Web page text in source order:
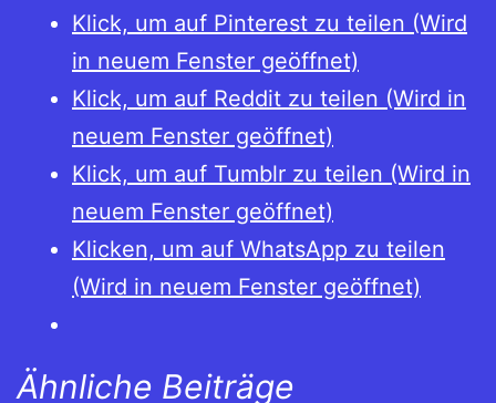
Klick, um auf Pinterest zu teilen (Wird
in neuem Fenster geöffnet)
Klick, um auf Reddit zu teilen (Wird in
neuem Fenster geöffnet)
Klick, um auf Tumblr zu teilen (Wird in
neuem Fenster geöffnet)
Klicken, um auf WhatsApp zu teilen
(Wird in neuem Fenster geöffnet)
Ähnliche Beiträge